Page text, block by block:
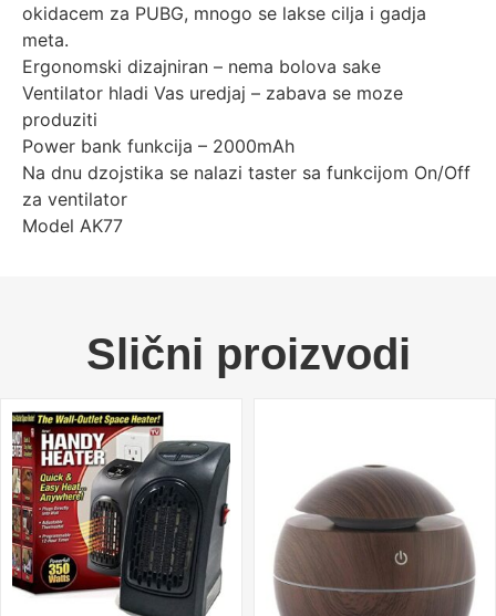
okidacem za PUBG, mnogo se lakse cilja i gadja
meta.
Ergonomski dizajniran – nema bolova sake
Ventilator hladi Vas uredjaj – zabava se moze
produziti
Power bank funkcija – 2000mAh
Na dnu dzojstika se nalazi taster sa funkcijom On/Off
za ventilator
Model AK77
Slični proizvodi